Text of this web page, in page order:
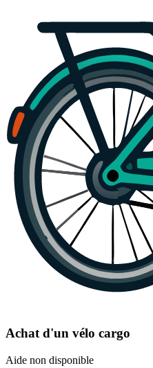
Achat d'un vélo cargo
Aide non disponible